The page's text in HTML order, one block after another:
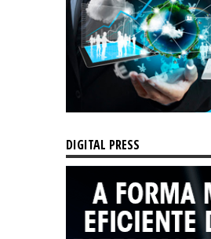
DIGITAL PRESS